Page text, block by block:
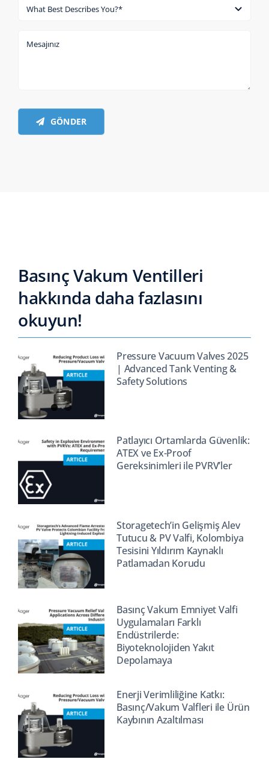
GÖNDER
Basınç Vakum Ventilleri
hakkında daha fazlasını
okuyun!
Pressure Vacuum Valves 2025
| Advanced Tank Venting &
Safety Solutions
Patlayıcı Ortamlarda Güvenlik:
ATEX ve Ex-Proof
Gereksinimleri ile PVRV’ler
Storagetech’in Gelişmiş Alev
Tutucu & PV Valfi, Kolombiya
Tesisini Yıldırım Kaynaklı
Patlamadan Korudu
Basınç Vakum Emniyet Valfi
Uygulamaları Farklı
Endüstrilerde:
Biyoteknolojiden Yakıt
Depolamaya
Enerji Verimliliğine Katkı:
Basınç/Vakum Valfleri ile Ürün
Kaybının Azaltılması